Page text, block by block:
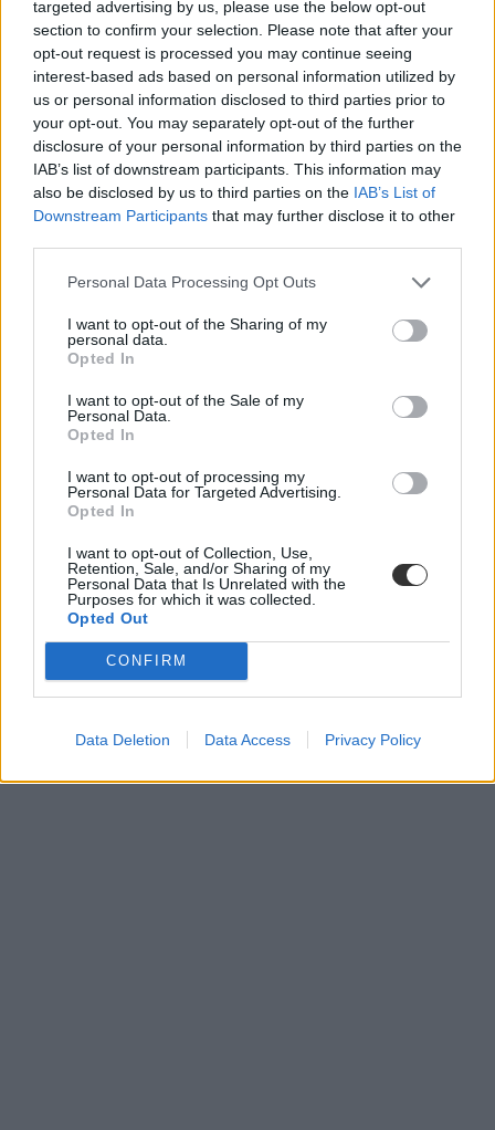
targeted advertising by us, please use the below opt-out
section to confirm your selection. Please note that after your
opt-out request is processed you may continue seeing
interest-based ads based on personal information utilized by
us or personal information disclosed to third parties prior to
your opt-out. You may separately opt-out of the further
disclosure of your personal information by third parties on the
IAB’s list of downstream participants. This information may
also be disclosed by us to third parties on the IAB’s List of
Downstream Participants that may further disclose it to other
Personal Data Processing Opt Outs
I want to opt-out of the Sharing of my
personal data.
Opted In
I want to opt-out of the Sale of my
Personal Data.
Opted In
I want to opt-out of processing my
Personal Data for Targeted Advertising.
Opted In
I want to opt-out of Collection, Use,
Retention, Sale, and/or Sharing of my
Personal Data that Is Unrelated with the
Purposes for which it was collected.
Opted Out
CONFIRM
Data Deletion Data Access Privacy Policy
Pedagógusok Szakszervezete
Pedagógusok Demokratikus Szakszervezete
tanári fizetés
tanári bértábla
tanár sztrájk
tanári béremelés 2022